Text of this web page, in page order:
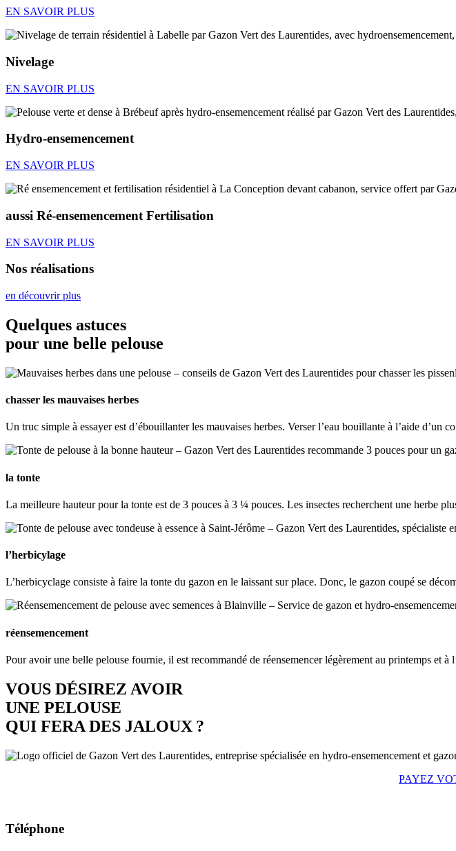
EN SAVOIR PLUS
Nivelage
EN SAVOIR PLUS
Hydro-ensemencement
EN SAVOIR PLUS
aussi Ré-ensemencement Fertilisation
EN SAVOIR PLUS
Nos réalisations
en découvrir plus
Quelques astuces
pour une belle pelouse
chasser les mauvaises herbes
Un truc simple à essayer est d’ébouillanter les mauvaises herbes. Verser l’eau bouillante à l’aide d’un
la tonte
La meilleure hauteur pour la tonte est de 3 pouces à 3 ¼ pouces. Les insectes recherchent une herbe
l’herbicylage
L’herbicyclage consiste à faire la tonte du gazon en le laissant sur place. Donc, le gazon coupé se
réensemencement
Pour avoir une belle pelouse fournie, il est recommandé de réensemencer légèrement au printemps et
VOUS DÉSIREZ AVOIR
UNE PELOUSE
QUI FERA DES JALOUX ?
PAYEZ
Téléphone